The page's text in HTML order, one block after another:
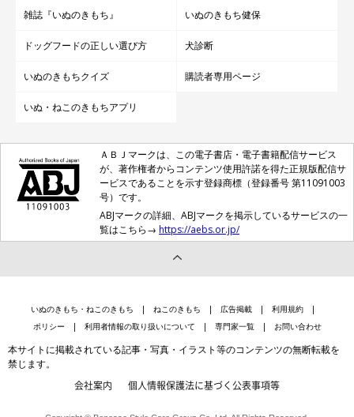
雑誌『いぬのきもち』 いぬのきもち健保
ドッグフードの正しい選び方 犬診断
いぬのきもちクイズ 購読者専用ページ
いぬ・ねこのきもちアプリ
ＡＢＪマークは、この電子書店・電子書籍配信サービス
が、著作権者からコンテンツ使用許諾を得た正規版配信サ
ービスであることを示す登録商標（登録番号 第11091003
号）です。
ABJマークの詳細、ABJマークを掲示しているサービスの一
覧はこちら→ https://aebs.or.jp/
いぬのきもち・ねこのきもち ねこのきもち 広告掲載
利用規約
ポリシー
利用者情報の取り扱いについて 専門家一覧 お問い合わせ
本サイトに掲載されている記事・写真・イラスト等のコンテンツの無断転載を
禁じます。
会社案内 個人情報保護法に基づく公表事項等